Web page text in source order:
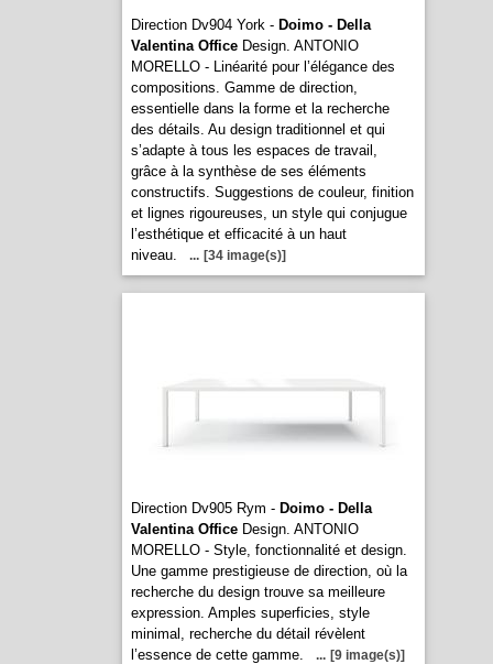
Direction Dv904 York - Doimo - Della
Valentina OfficeDesign. ANTONIO
MORELLO - Linéarité pour l’élégance des
compositions. Gamme de direction,
essentielle dans la forme et la recherche
des détails. Au design traditionnel et qui
s’adapte à tous les espaces de travail,
grâce à la synthèse de ses éléments
constructifs. Suggestions de couleur, finition
et lignes rigoureuses, un style qui conjugue
l’esthétique et efficacité à un haut
niveau.
... [34 image(s)]
Direction Dv905 Rym - Doimo - Della
Valentina OfficeDesign. ANTONIO
MORELLO - Style, fonctionnalité et design.
Une gamme prestigieuse de direction, où la
recherche du design trouve sa meilleure
expression. Amples superficies, style
minimal, recherche du détail révèlent
l’essence de cette gamme.
... [9 image(s)]